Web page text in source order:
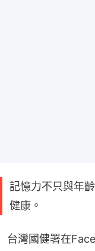
記憶力不只與年
健康。
台灣國健署在